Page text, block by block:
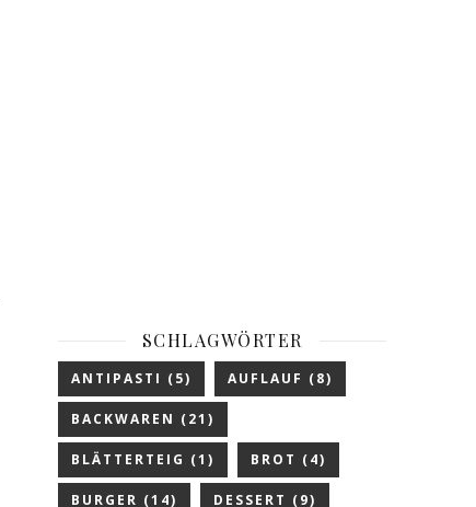
SCHLAGWÖRTER
ANTIPASTI (5) AUFLAUF (8)
BACKWAREN (21)
BLÄTTERTEIG (1) BROT (4)
BURGER (14) DESSERT (9)